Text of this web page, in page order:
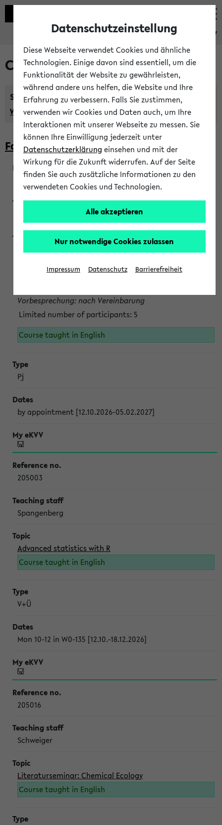
eKVV
Courses taught in English
Semester:
WiSe 2026/2027 SoSe 2026 Previous...
Faculty of Biology
200923
Wendisch, Peters-Wendisch, Stegelmann
Projektmodul "Bakterielle Biotechnologie"
Persönliche Anmeldung beim Veranstalter ist unbedingt
Vorbesprechung: nach Vereinbarung
Limited number of participants: 5
Course taught in English
Pj
by appointment [12.10.2026-05.02.2027]
205003
Spangenberg
Advanced statistics with R
Course taught in English
V+Ü
Mon 10-12 in W0-135 [12.10.-18.12.2026]
205016
Schweiger
Literaturseminar: Chemical Ecology
Course taught in English
Datenschutzeinstellung
Diese Webseite verwendet Cookies und ähnliche
Technologien. Einige davon sind essentiell, um die
Funktionalität der Website zu gewährleisten,
während andere uns helfen, die Website und Ihre
Erfahrung zu verbessern. Falls Sie zustimmen,
verwenden wir Cookies und Daten auch, um Ihre
Interaktionen mit unserer Webseite zu messen. Sie
können Ihre Einwilligung jederzeit unter
Datenschutzerklärung einsehen und mit der
Wirkung für die Zukunft widerrufen. Auf der Seite
finden Sie auch zusätzliche Informationen zu den
verwendeten Cookies und Technologien.
Alle akzeptieren
Nur notwendige Cookies zulassen
Impressum Datenschutz Barrierefreiheit